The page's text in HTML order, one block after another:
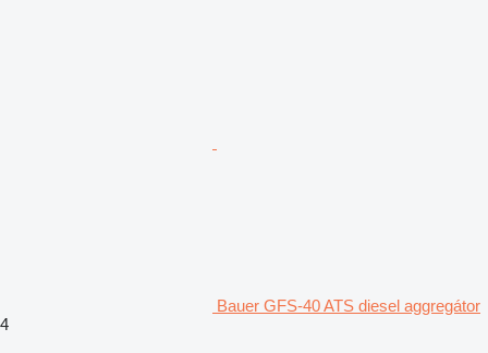
Bauer GFS-40 ATS diesel aggregátor
4